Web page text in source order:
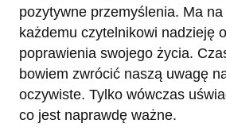
pozytywne przemyślenia. Ma
każdemu czytelnikowi nadzieję
poprawienia swojego życia.
bowiem zwrócić naszą uwagę
oczywiste. Tylko wówczas
co jest naprawdę ważne.